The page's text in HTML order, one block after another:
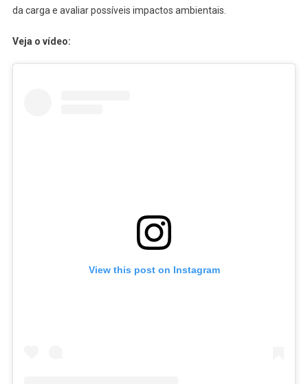
da carga e avaliar possíveis impactos ambientais.
Veja o vídeo:
View this post on Instagram